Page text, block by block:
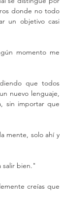
donde no todo
un objetivo casi
momento me
que todos
nuevo lenguaje,
sin importar que
mente, solo ahí y
salir bien."
creías que